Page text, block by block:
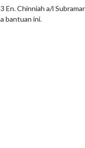
En. Chinniah a/l
bantuan ini.